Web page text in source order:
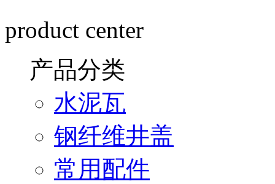
product center
产品分类
水泥瓦
钢纤维井盖
常用配件